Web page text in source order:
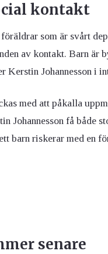
kontakt
som är svårt
av kontakt. Barn
Kerstin Johannesson i
med att påkalla
Johannesson få både
barn riskerar med en
senare